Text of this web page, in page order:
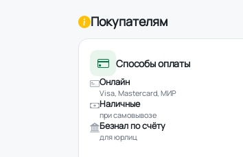
Покупателям
Способы оплаты
Онлайн
Visa, Mastercard, МИР
Наличные
при самовывозе
Безнал по счёту
для юрлиц